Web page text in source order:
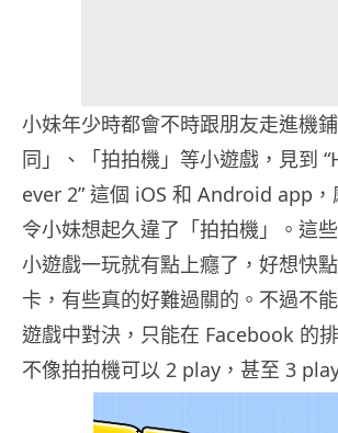
小妹年少時都會不時跟朋友走進機
同」、「拍拍機」等小遊戲，見到
ever 2” 這個 iOS 和 Android app，
令小妹想起久違了「拍拍機」。這
小遊戲一玩就有點上癮了，好想快
卡，有些真的好難過關的。不過不
遊戲中對決，只能在 Facebook 的
不像拍拍機可以 2 play，甚至 3